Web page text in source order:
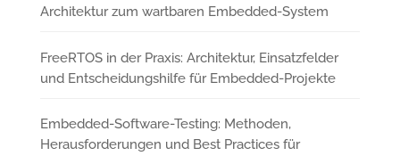
Architektur zum wartbaren Embedded-System
FreeRTOS in der Praxis: Architektur, Einsatzfelder
und Entscheidungshilfe für Embedded-Projekte
Embedded-Software-Testing: Methoden,
Herausforderungen und Best Practices für